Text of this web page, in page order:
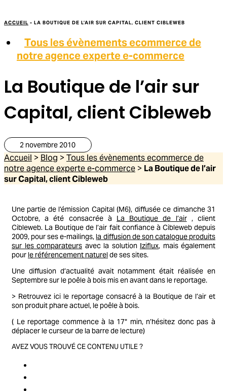
ACCUEIL - LA BOUTIQUE DE L’AIR SUR CAPITAL, CLIENT CIBLEWEB
Tous les évènements ecommerce de
notre agence experte e-commerce
La Boutique de l’air sur
Capital, client Cibleweb
2 novembre 2010
Accueil > Blog > Tous les évènements ecommerce de
notre agence experte e-commerce > La Boutique de l’air
sur Capital, client Cibleweb
Une partie de l’émission Capital (M6), diffusée ce dimanche 31
Octobre, a été consacrée à La Boutique de l’air, client
Cibleweb. La Boutique de l’air fait confiance à Cibleweb depuis
2009, pour ses e-mailings, la diffusion de son catalogue produits
sur les comparateurs avec la solution Iziflux, mais également
pour le référencement naturel de ses sites.
Une diffusion d’actualité avait notamment était réalisée en
Septembre sur le poêle à bois mis en avant dans le reportage.
> Retrouvez ici le reportage consacré à la Boutique de l’air et
son produit phare actuel, le poêle à bois.
( Le reportage commence à la 17° min, n’hésitez donc pas à
déplacer le curseur de la barre de lecture)
AVEZ VOUS TROUVÉ CE CONTENU UTILE ?